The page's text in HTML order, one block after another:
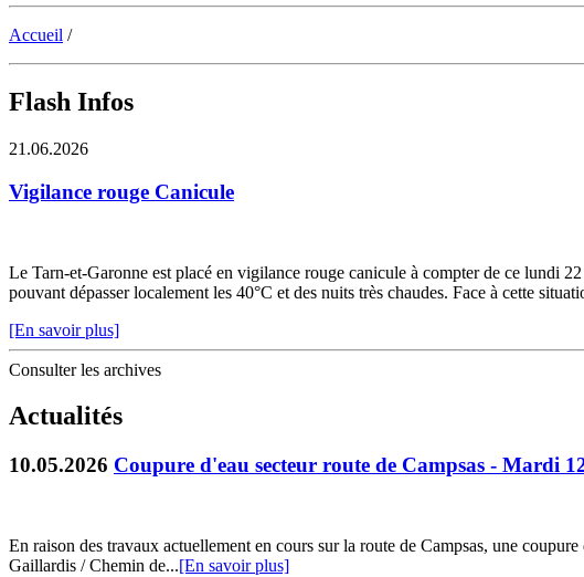
Accueil /
Flash Infos
21.06.2026
Vigilance rouge Canicule
Le Tarn-et-Garonne est placé en vigilance rouge canicule à compter de ce lundi
pouvant dépasser localement les 40°C et des nuits très chaudes. Face à cette
[En savoir plus]
Consulter les archives
Actualités
10.05.2026 Coupure d'eau secteur route de Campsas - Mardi
En raison des travaux actuellement en cours sur la route de Campsas, une
Gaillardis / Chemin de...[En savoir plus]